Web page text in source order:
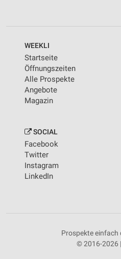
WEEKLI
Startseite
Öffnungszeiten
Alle Prospekte
Angebote
Magazin
SOCIAL
Facebook
Twitter
Instagram
LinkedIn
Prospekte einfach
© 2016-2026